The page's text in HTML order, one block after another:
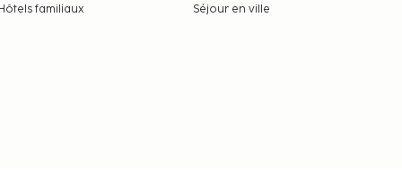
Hôtels familiaux
Séjour en ville